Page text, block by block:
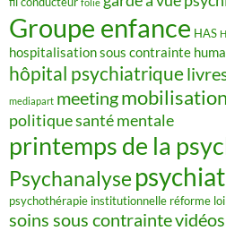
Groupe enfance HAS
hospitalisation sous contrainte
hôpital psychiatrique
mediapart meetingmobilisation
politique santé mentale
printemps de la
Psychanalyse
psychothérapie institutionnelle réforme
soins sous contraintevidéos